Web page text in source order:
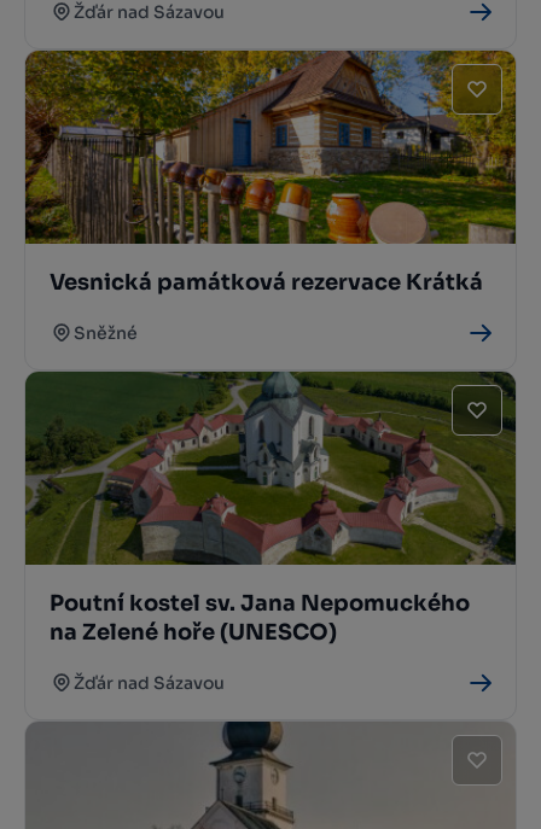
Žďár nad Sázavou
Vesnická památková rezervace Krátká
Sněžné
Poutní kostel sv. Jana Nepomuckého
na Zelené hoře (UNESCO)
Žďár nad Sázavou